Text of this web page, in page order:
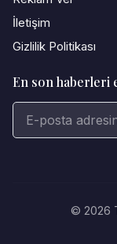
İletişim
Gizlilik Politikası
En son haberleri
© 2026